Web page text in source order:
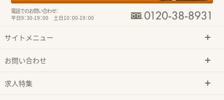
電話でのお問い合わせ：
平日9：30-19：00 土日10：00-19：00
サイトメニュー
お問い合わせ
求人特集